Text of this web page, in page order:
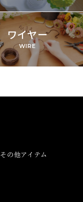
ワイヤー
WIRE
その他アイテム